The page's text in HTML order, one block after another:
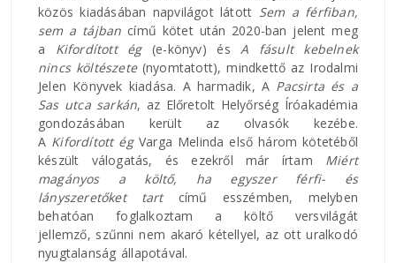
közös kiadásában napvilágot látott Sem a férfiban,
sem a tájban című kötet után 2020-ban jelent meg
a Kifordított ég(e-könyv) ésA fásult kebelnek
nincs költészete(nyomtatott), mindkettő az Irodalmi
Jelen Könyvek kiadása. A harmadik, A Pacsirta és a
Sas utca sarkán, az Előretolt Helyőrség Íróakadémia
gondozásában került az olvasók kezébe.
A Kifordított égVarga Melinda első három kötetéből
készült válogatás, és ezekről már írtam Miért
magányos a költő, ha egyszer férfi- és
lányszeretőket tartcímű esszémben, melyben
behatóan foglalkoztam a költő versvilágát
jellemző, szűnni nem akaró kétellyel, az ott uralkodó
nyugtalanság állapotával.